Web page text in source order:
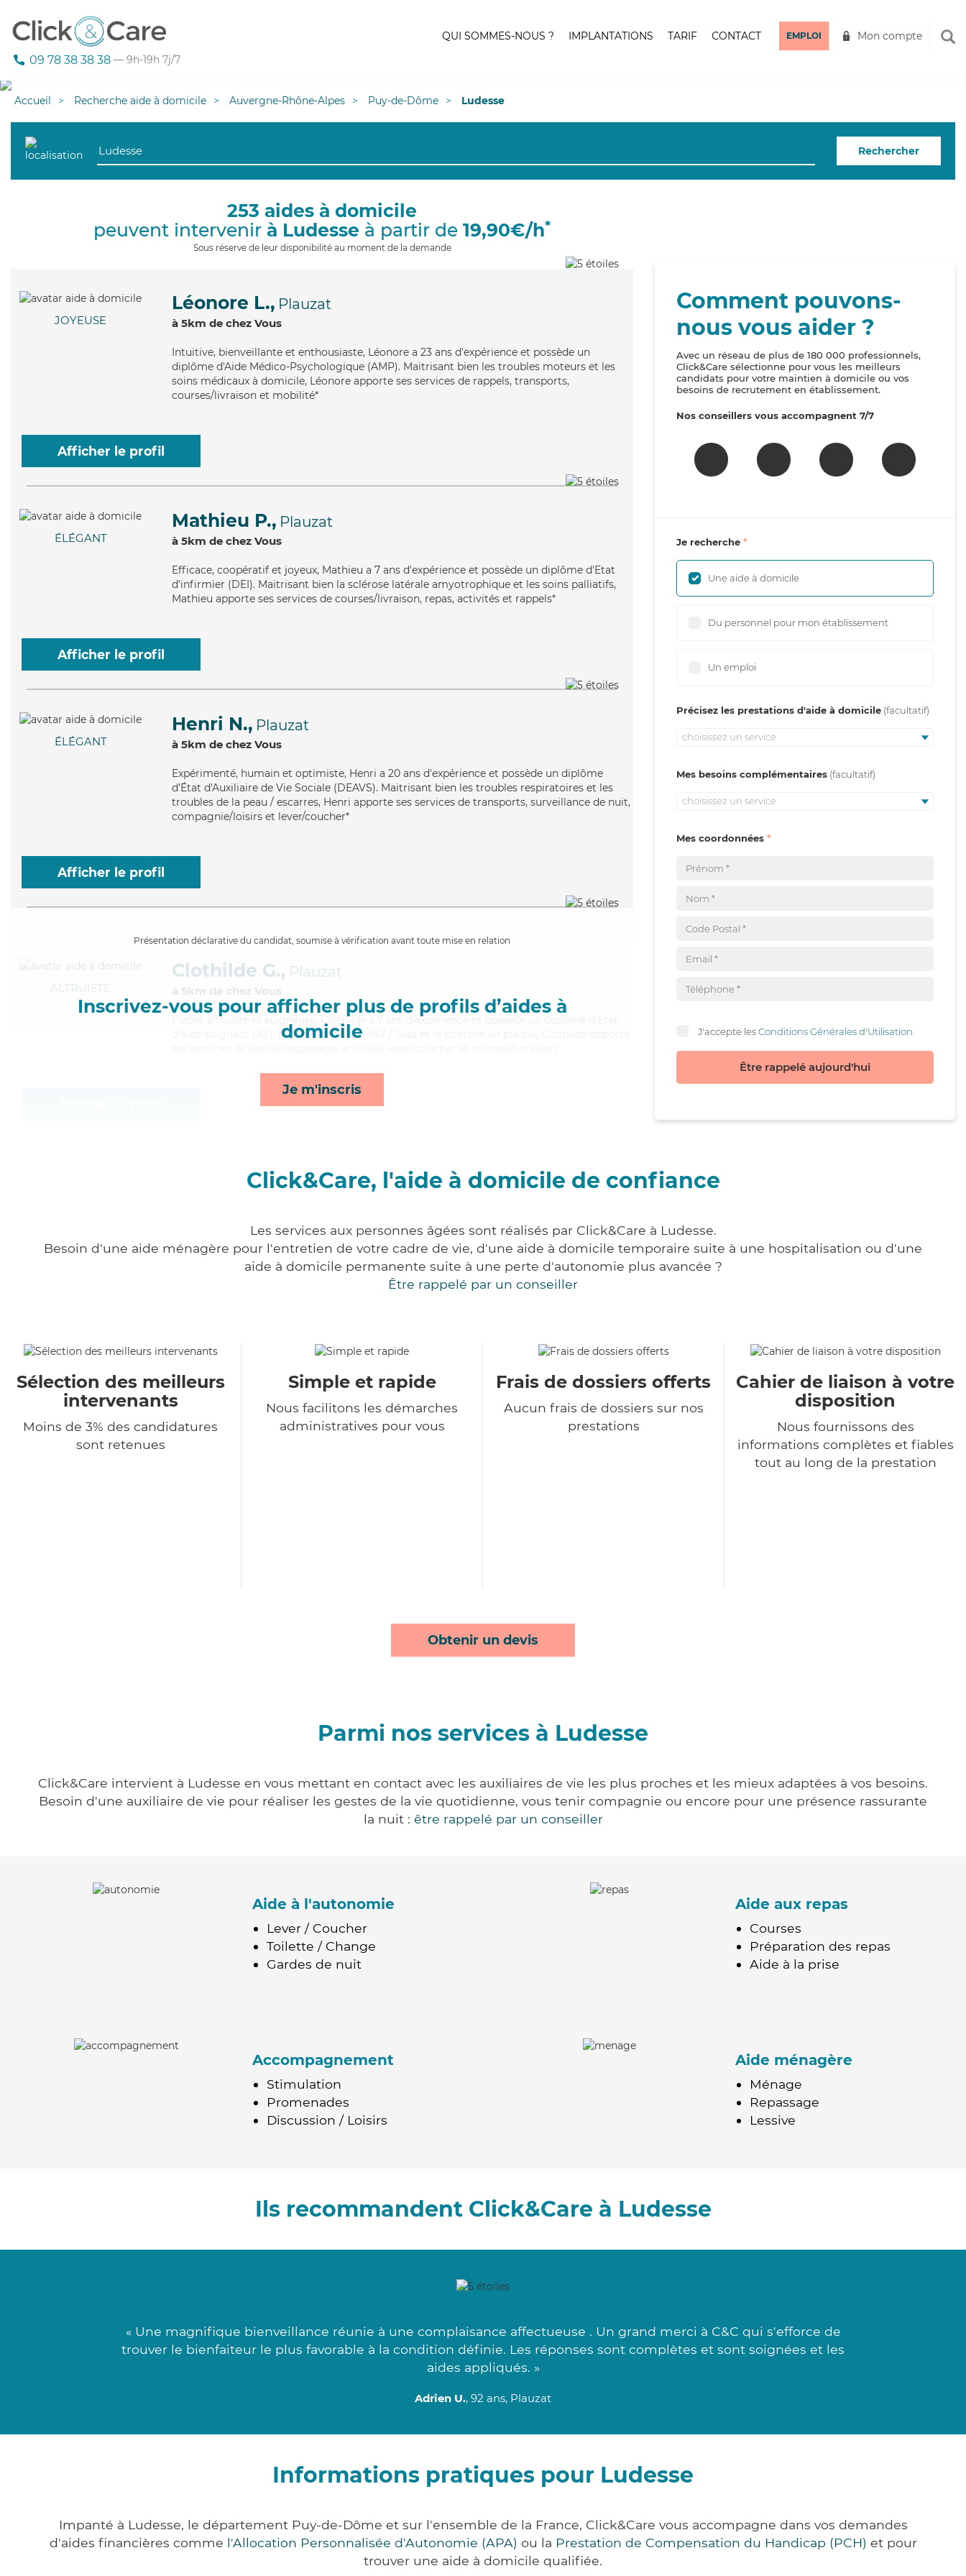
09 78 38 38 38 — 9h-19h 7j/7
QUI SOMMES-NOUS ? IMPLANTATIONS TARIF CONTACT EMPLOI Mon compte
Accueil Recherche aide à domicile Auvergne-Rhône-Alpes Puy-de-Dôme Ludesse
Rechercher
253 aides à domicile
peuvent intervenir à Ludesse à partir de 19,90€/h*
Sous réserve de leur disponibilité au moment de la demande
JOYEUSE
Léonore L., Plauzat
à 5km de chez Vous
Intuitive, bienveillante et enthousiaste, Léonore a 23 ans d'expérience et possède un
diplôme d'Aide Médico-Psychologique (AMP). Maitrisant bien les troubles moteurs et les
soins médicaux à domicile, Léonore apporte ses services de rappels, transports,
courses/livraison et mobilité*
Afficher le profil
ÉLÉGANT
Mathieu P., Plauzat
à 5km de chez Vous
Efficace, coopératif et joyeux, Mathieu a 7 ans d'expérience et possède un diplôme d'Etat
d'infirmier (DEI). Maitrisant bien la sclérose latérale amyotrophique et les soins palliatifs,
Mathieu apporte ses services de courses/livraison, repas, activités et rappels*
Afficher le profil
ÉLÉGANT
Henri N., Plauzat
à 5km de chez Vous
Expérimenté, humain et optimiste, Henri a 20 ans d'expérience et possède un diplôme
d'État d'Auxiliaire de Vie Sociale (DEAVS). Maitrisant bien les troubles respiratoires et les
troubles de la peau / escarres, Henri apporte ses services de transports, surveillance de nuit,
compagnie/loisirs et lever/coucher*
Afficher le profil
Présentation déclarative du candidat, soumise à vérification avant toute mise en relation
Inscrivez-vous pour afficher plus de profils d’aides à
domicile
Je m'inscris
ALTRUISTE
Clothilde G., Plauzat
à 5km de chez Vous
, altruiste et soigneuse, Clothilde a 7 ans d'expérience et possède un diplôme d'Etat
d'aide-soignant (AS). Maitrisant bien le HIV / Sida et la sclérose en plaque, Clothilde apporte
Comment pouvons-
nous vous aider ?
Avec un réseau de plus de 180 000 professionnels,
Click&Care sélectionne pour vous les meilleurs
candidats pour votre maintien à domicile ou vos
besoins de recrutement en établissement.
Nos conseillers vous accompagnent 7/7
Je recherche
Une aide à domicile
Du personnel pour mon établissement
Un emploi
Précisez les prestations d'aide à domicile
choisissez un service
Mes besoins complémentaires
choisissez un service
Mes coordonnées
J'accepte lesConditions Générales d'Utilisation
Être rappelé aujourd'hui
Click&Care, l'aide à domicile de confiance
Les services aux personnes âgées sont réalisés par Click&Care à Ludesse.
Besoin d'une aide ménagère pour l'entretien de votre cadre de vie, d'une aide à domicile temporaire suite à une hospitalisation ou d'une
aide à domicile permanente suite à une perte d'autonomie plus avancée ?
Être rappelé par un conseiller
Sélection des meilleurs
intervenants
Moins de 3% des candidatures
sont retenues
Simple et rapide
Nous facilitons les démarches
administratives pour vous
Frais de dossiers offerts
Aucun frais de dossiers sur nos
prestations
Cahier de liaison à votre
disposition
Nous fournissons des
informations complètes et fiables
tout au long de la prestation
Obtenir un devis
Parmi nos services à Ludesse
Click&Care intervient à Ludesse en vous mettant en contact avec les auxiliaires de vie les plus proches et les mieux adaptées à vos besoins.
Besoin d'une auxiliaire de vie pour réaliser les gestes de la vie quotidienne, vous tenir compagnie ou encore pour une présence rassurante
la nuit : être rappelé par un conseiller
Aide à l'autonomie
Lever / Coucher
Toilette / Change
Gardes de nuit
Aide aux repas
Courses
Préparation des repas
Aide à la prise
Accompagnement
Stimulation
Promenades
Discussion / Loisirs
Aide ménagère
Ménage
Repassage
Lessive
Ils recommandent Click&Care à Ludesse
« Une magnifique bienveillance réunie à une complaisance affectueuse . Un grand merci à C&C qui s'efforce de
trouver le bienfaiteur le plus favorable à la condition définie. Les réponses sont complètes et sont soignées et les
aides appliqués. »
Adrien U., 92 ans, Plauzat
Informations pratiques pour Ludesse
Impanté à Ludesse, le département Puy-de-Dôme et sur l'ensemble de la France, Click&Care vous accompagne dans vos demandes
d'aides financières comme l'Allocation Personnalisée d'Autonomie (APA) ou la Prestation de Compensation du Handicap (PCH) et pour
trouver une aide à domicile qualifiée.